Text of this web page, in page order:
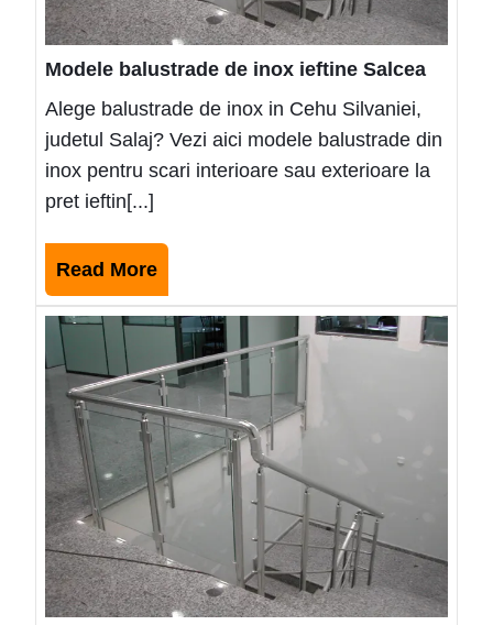
Modele balustrade de inox ieftine Salcea
Alege balustrade de inox in Cehu Silvaniei,
judetul Salaj? Vezi aici modele balustrade din
inox pentru scari interioare sau exterioare la
pret ieftin[...]
Read MoreRead
More